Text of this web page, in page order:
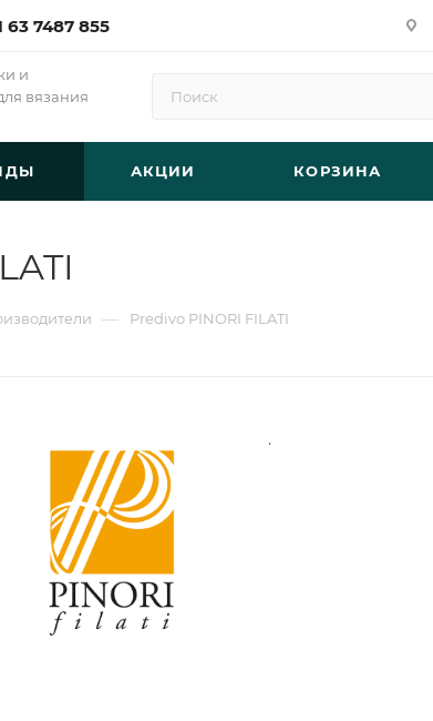
63 7487 855
и
вязания
АКЦИИ КОРЗИНА
— Predivo PINORI FILATI
.